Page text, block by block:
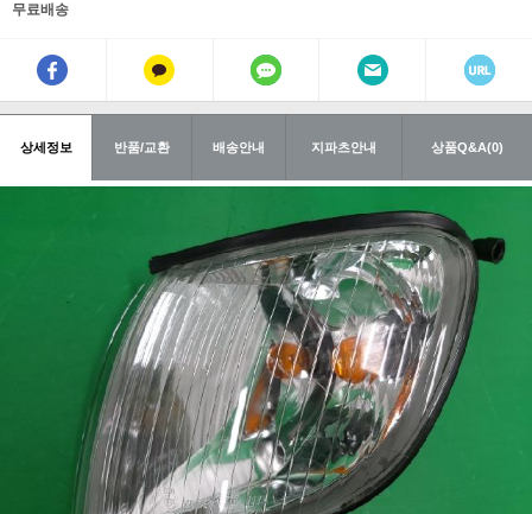
무료배송
상세정보 반품/교환 배송안내 지파츠안내 상품Q&A(0)